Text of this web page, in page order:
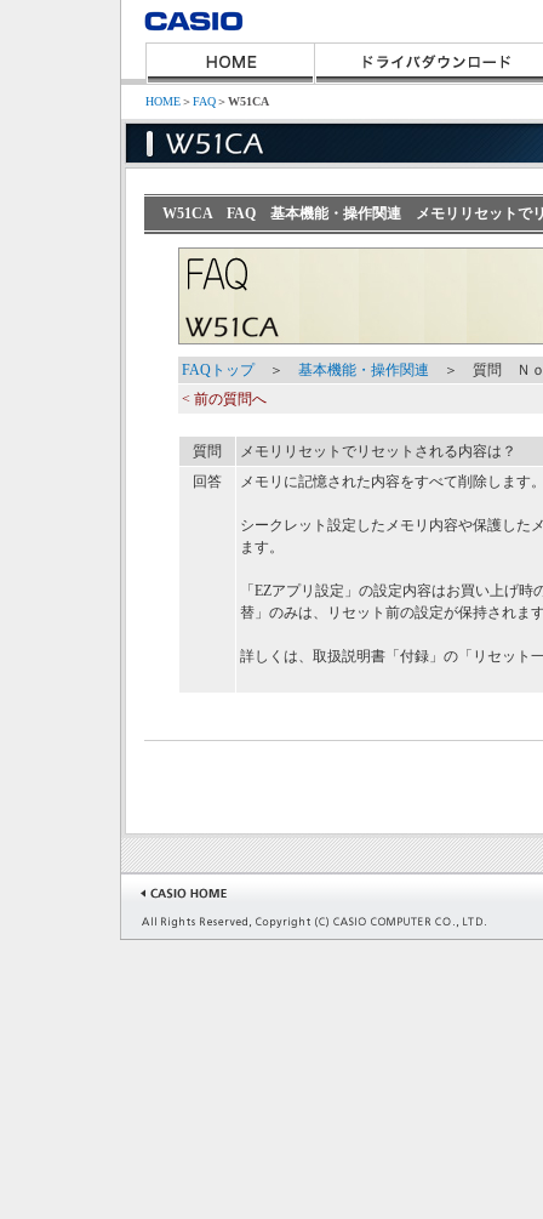
HOME＞FAQ＞W51CA
W51CA FAQ 基本機能・操作関連 メモリリセットで
FAQトップ＞ 基本機能・操作関連 ＞ 質問 Ｎｏ
< 前の質問へ
質問
メモリリセットでリセットされる内容は？
回答
メモリに記憶された内容をすべて削除します
シークレット設定したメモリ内容や保護した
ます。
「EZアプリ設定」の設定内容はお買い上げ
替」のみは、リセット前の設定が保持されま
詳しくは、取扱説明書「付録」の「リセット